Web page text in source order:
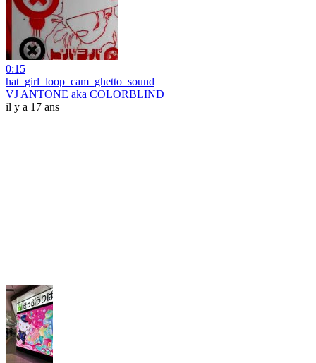
0:15
hat_girl_loop_cam_ghetto_sound
VJ ANTONE aka COLORBLIND
il y a 17 ans